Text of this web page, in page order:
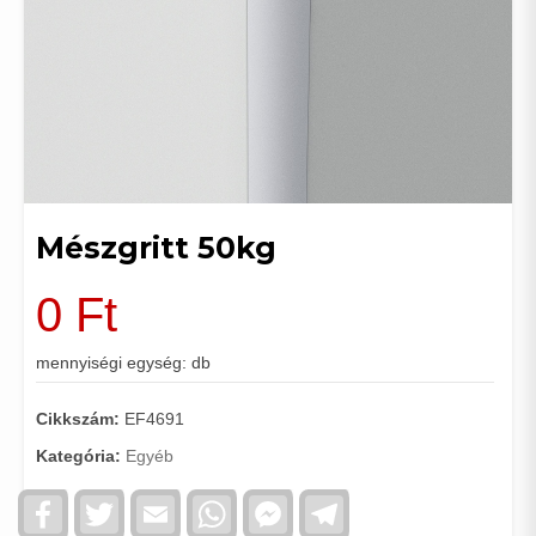
Mészgritt 50kg
0 Ft
mennyiségi egység: db
Cikkszám: EF4691
Kategória: Egyéb
FacebookTwitter Email WhatsAppFacebook
Messenger